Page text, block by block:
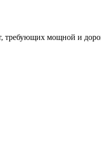
требующих мощной и